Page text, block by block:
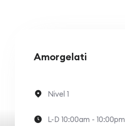
Amorgelati
Nivel 1
L-D 10:00am - 10:00pm